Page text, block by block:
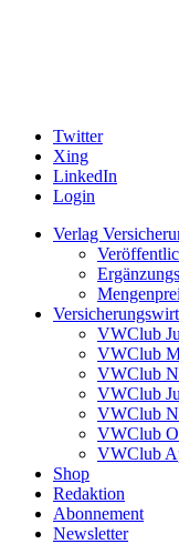
Twitter
Xing
LinkedIn
Login
Verlag
VWClub
VWClub
VWClub
VWClub
VWClub
VWClub
VWClub
Shop
Redaktion
Abonnement
Newsletter